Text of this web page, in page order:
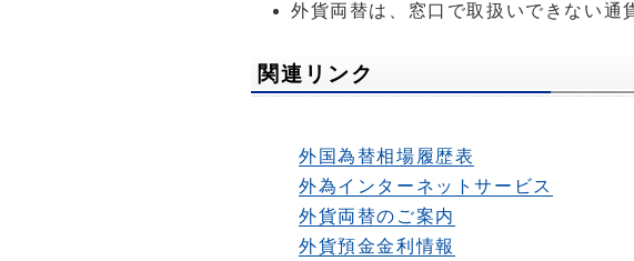
外貨両替は、窓口で取扱いできない通
関連リンク
外国為替相場履歴表
外為インターネットサービス
外貨両替のご案内
外貨預金金利情報